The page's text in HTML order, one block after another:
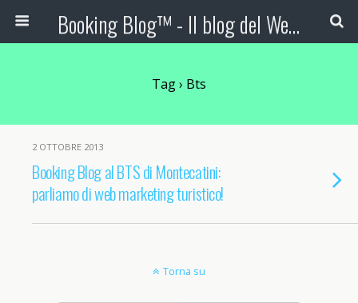
Booking Blog™ - Il blog del Web Marketing Turistico
Tag › Bts
2 OTTOBRE 2013
Booking Blog al BTS di Montecatini:
parliamo di web marketing turistico!
Torna su